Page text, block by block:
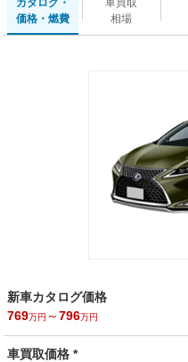
カタログ・
価格・燃費
車買取
相場
新車カタログ価格
769万円 ～796万円
車買取価格 *